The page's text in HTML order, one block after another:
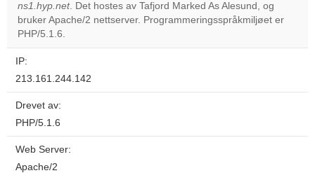
Do you
own this
OK
ns1.hyp.net. Det hostes av Tafjord Marked As Alesund, og
bruker Apache/2 nettserver. Programmeringsspråkmiljøet er
PHP/5.1.6.
IP:
213.161.244.142
Drevet av:
PHP/5.1.6
Web Server:
Apache/2